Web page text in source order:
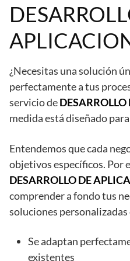
¿Necesitas una solución
perfectamente a tus
servicio de
medida está diseñado
Entendemos que cada
objetivos específicos. Por
DESARROLLO DE
comprender a fondo tus
soluciones personalizadas
Se adaptan
existentes